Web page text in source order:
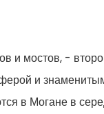
и мостов, -
и
в Могане в